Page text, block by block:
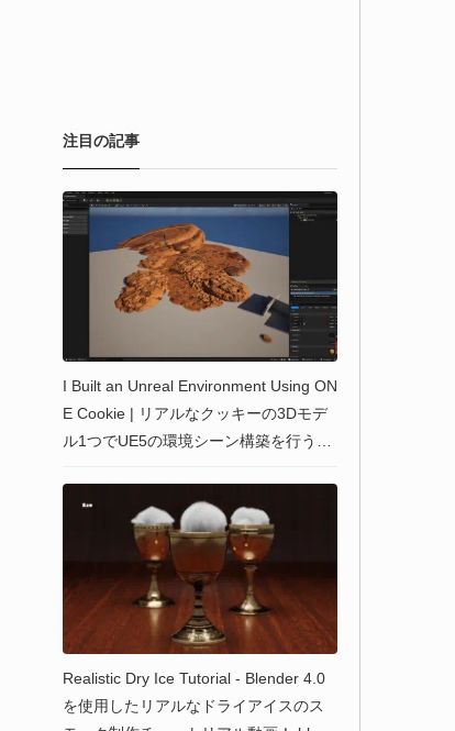
注目の記事
I Built an Unreal Environment Using ON
E Cookie | リアルなクッキーの3Dモデ
ル1つでUE5の環境シーン構築を行う縛
Realistic Dry Ice Tutorial - Blender 4.0
を使用したリアルなドライアイスのス